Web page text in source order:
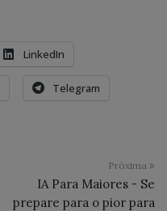
LinkedIn
Telegram
Próxima
IA Para Maiores - Se
prepare para o pior para